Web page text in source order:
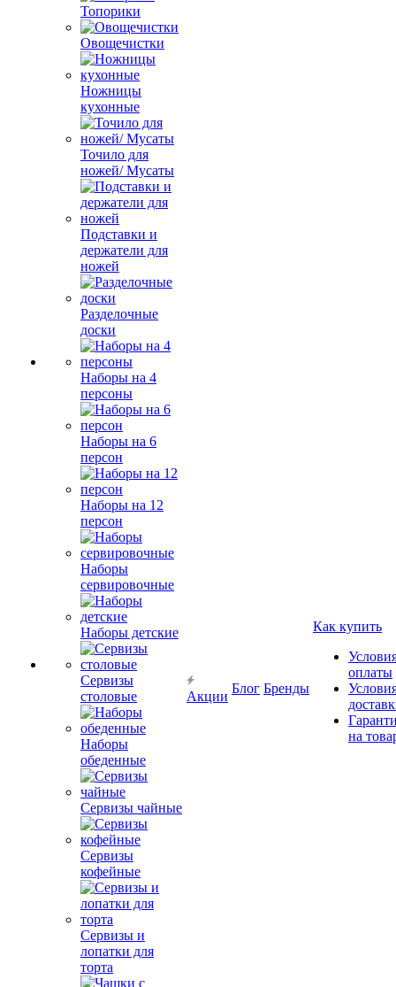
Топорики
Овощечистки
Ножницы
кухонные
Точило для
ножей/ Мусаты
Подставки и
держатели для
ножей
Разделочные
доски
Наборы на 4
персоны
Наборы на 6
персон
Наборы на 12
персон
Наборы
сервировочные
Наборы детские
Сервизы
столовые
Наборы
обеденные
Сервизы чайные
Сервизы
кофейные
Сервизы и
лопатки для
торта
Акции
Блог Бренды
Как купить
оплаты
на